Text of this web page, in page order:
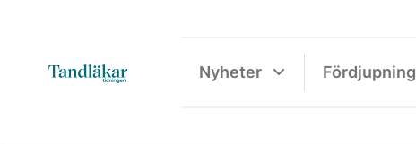
Nyheter Fördjupning